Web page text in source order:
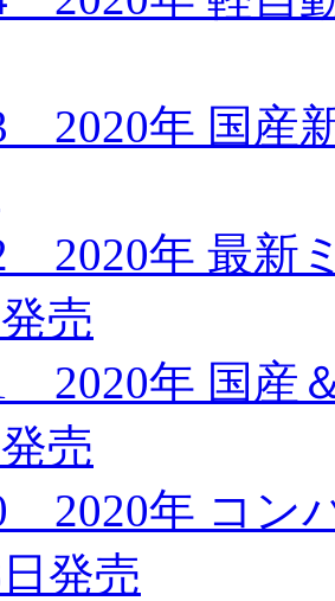
2020年 国産
2020年 最新
売
2020年 国産
売
2020年 コン
発売